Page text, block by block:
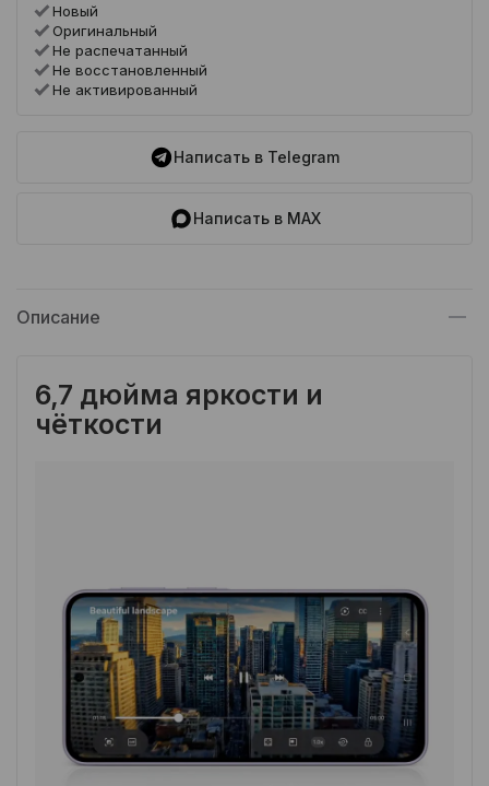
Новый
Оригинальный
Не распечатанный
Не восстановленный
Не активированный
Написать в Telegram
Написать в MAX
Описание
6,7 дюйма яркости и
чёткости